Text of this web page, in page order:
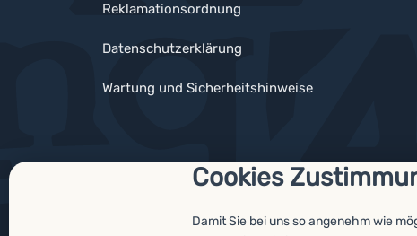
Cookies
Damit Sie bei uns so angenehm wie
Reklamationsordnung
Datenschutzerklärung
Wartung und Sicherheitshinweise